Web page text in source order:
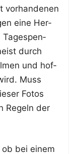
vor­han­de­nen
eine Her­
Tages­pen­
durch
und hof­
Muss
Fotos
Regeln der
bei einem